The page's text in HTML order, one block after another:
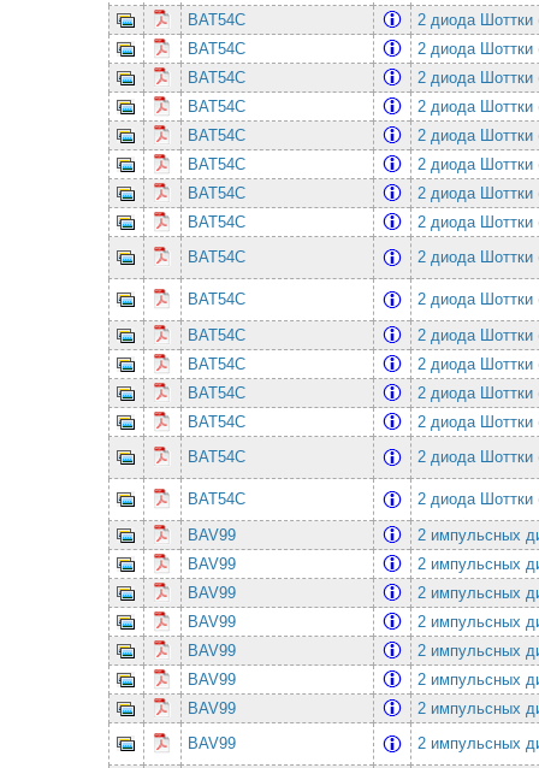
BAT54C
2 диода
BAT54C
2 диода
BAT54C
2 диода
BAT54C
2 диода
BAT54C
2 диода
BAT54C
2 диода
BAT54C
2 диода
BAT54C
2 диода
BAT54C
2 диода
BAT54C
2 диода
BAT54C
2 диода
BAT54C
2 диода
BAT54C
2 диода
BAT54C
2 диода
BAT54C
2 диода
BAT54C
2 диода
BAV99
2 импульсных
BAV99
2 импульсных
BAV99
2 импульсных
BAV99
2 импульсных
BAV99
2 импульсных
BAV99
2 импульсных
BAV99
2 импульсных
BAV99
2 импульсных